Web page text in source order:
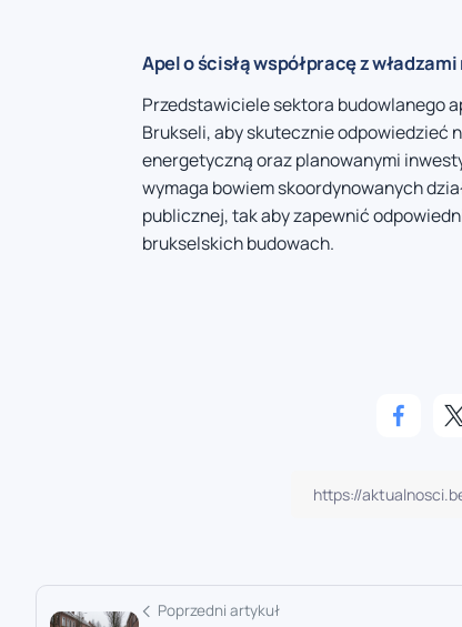
Apel o ścisłą współpracę z
Przedstawiciele sektora budowlanego
Brukseli, aby skutecznie odpowiedzieć
energetyczną oraz planowanymi
wymaga bowiem skoordynowanych
publicznej, tak aby zapewnić
brukselskich budowach.
Poprzedni artykuł